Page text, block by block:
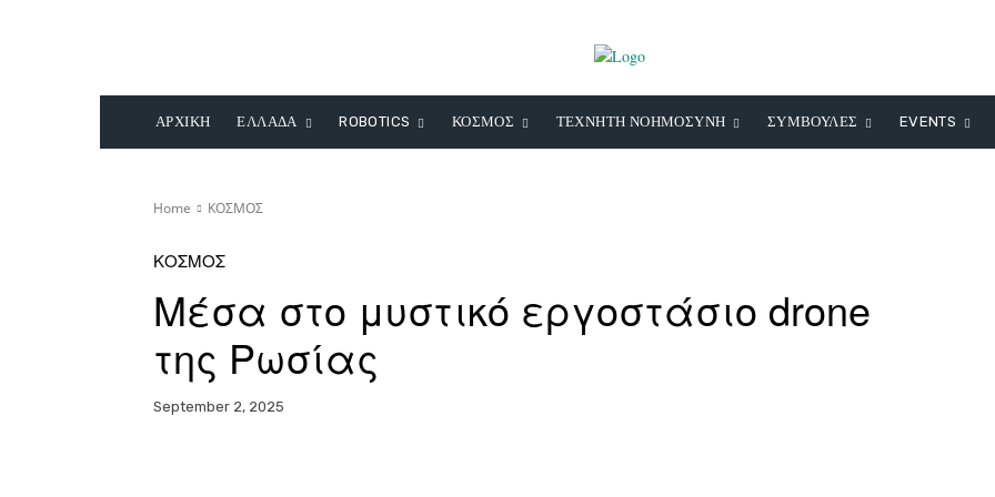
ΑΡΧΙΚΗ ΕΛΛΑΔΑ ROBOTICS ΚΟΣΜΟΣ ΤΕΧΝΗΤΗ ΝΟΗΜΟΣΥΝΗ ΣΥΜΒΟΥΛΕΣ EVENTS
Home ΚΟΣΜΟΣ
ΚΟΣΜΟΣ
Μέσα στο μυστικό εργοστάσιο drone
της Ρωσίας
September 2, 2025